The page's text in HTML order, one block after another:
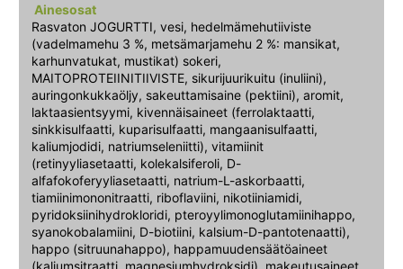
Ainesosat
Rasvaton JOGURTTI, vesi, hedelmämehutiiviste
(vadelmamehu 3 %, metsämarjamehu 2 %: mansikat,
karhunvatukat, mustikat) sokeri,
MAITOPROTEIINITIIVISTE, sikurijuurikuitu (inuliini),
auringonkukkaöljy, sakeuttamisaine (pektiini), aromit,
laktaasientsyymi, kivennäisaineet (ferrolaktaatti,
sinkkisulfaatti, kuparisulfaatti, mangaanisulfaatti,
kaliumjodidi, natriumseleniitti), vitamiinit
(retinyyliasetaatti, kolekalsiferoli, D-
alfafokoferyyliasetaatti, natrium-L-askorbaatti,
tiamiinimononitraatti, riboflaviini, nikotiiniamidi,
pyridoksiinihydrokloridi, pteroyylimonoglutamiinihappo,
syanokobalamiini, D-biotiini, kalsium-D-pantotenaatti),
happo (sitruunahappo), happamuudensäätöaineet
(kaliumsitraatti, magnesiumhydroksidi), makeutusaineet